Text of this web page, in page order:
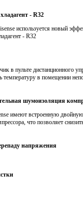
- R32
используется новый
- R32
в пульте дистанционного
температуру в помещении
шумоизоляция
имеют встроенную
что позволяет
напряжения